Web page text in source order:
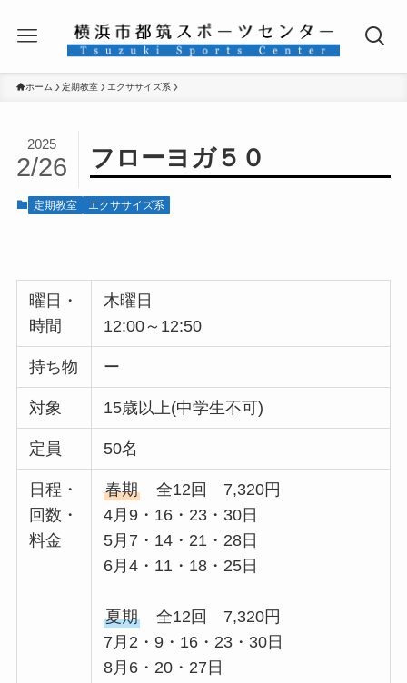
ホーム 定期教室 エクササイズ系
フローヨガ５０
2025
2/26
定期教室 エクササイズ系
曜日・
時間
木曜日
12:00～12:50
持ち物 ー
対象 15歳以上(中学生不可)
定員 50名
日程・
回数・
料金
春期 全12回 7,320円
4月9・16・23・30日
5月7・14・21・28日
6月4・11・18・25日
夏期 全12回 7,320円
7月2・9・16・23・30日
8月6・20・27日